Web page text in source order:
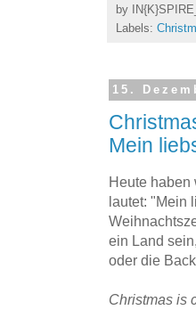
by
Labels:
15.
Mein
Heute haben
lautet: "Mein
ein Land
oder die
Christmas is